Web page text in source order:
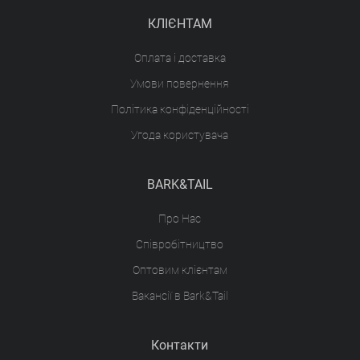
КЛІЄНТАМ
Оплата і доставка
Умови повернення
Політика конфіденційності
Угода користувача
BARK&TAIL
Про Нас
Співробітництво
Оптовим клієнтам
Вакансії в Bark&Tail
Контакти